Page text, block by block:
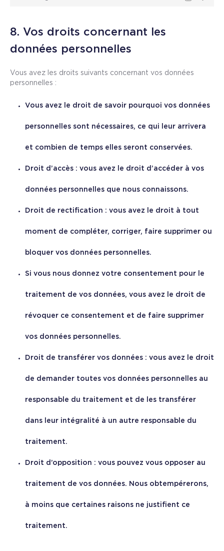
8. Vos droits concernant les
données personnelles
Vous avez les droits suivants concernant vos données
personnelles :
Vous avez le droit de savoir pourquoi vos données
personnelles sont nécessaires, ce qui leur arrivera
et combien de temps elles seront conservées.
Droit d’accès : vous avez le droit d’accéder à vos
données personnelles que nous connaissons.
Droit de rectification : vous avez le droit à tout
moment de compléter, corriger, faire supprimer ou
bloquer vos données personnelles.
Si vous nous donnez votre consentement pour le
traitement de vos données, vous avez le droit de
révoquer ce consentement et de faire supprimer
vos données personnelles.
Droit de transférer vos données : vous avez le droit
de demander toutes vos données personnelles au
responsable du traitement et de les transférer
dans leur intégralité à un autre responsable du
traitement.
Droit d’opposition : vous pouvez vous opposer au
traitement de vos données. Nous obtempérerons,
à moins que certaines raisons ne justifient ce
traitement.